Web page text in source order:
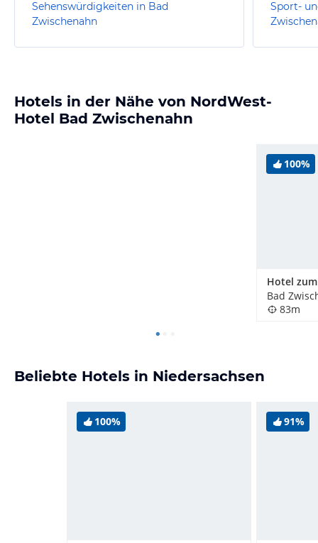
Sehenswürdigkeiten in Bad
Zwischenahn
Sport-
Hotels in der Nähe von NordWest-
Hotel Bad Zwischenahn
100%
Bad
83m
Beliebte Hotels in Niedersachsen
100% 91%